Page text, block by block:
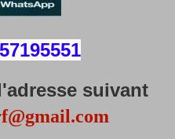
suivant